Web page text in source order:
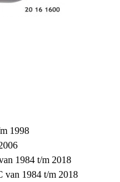
1998
1984 t/m 2018
van 1984 t/m 2018